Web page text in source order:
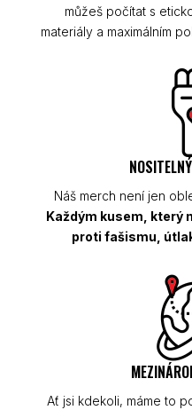
můžeš počítat s
materiály a maximálním
Náš merch není jen
Každým kusem, který
proti fašismu,
Ať jsi kdekoli, máme to